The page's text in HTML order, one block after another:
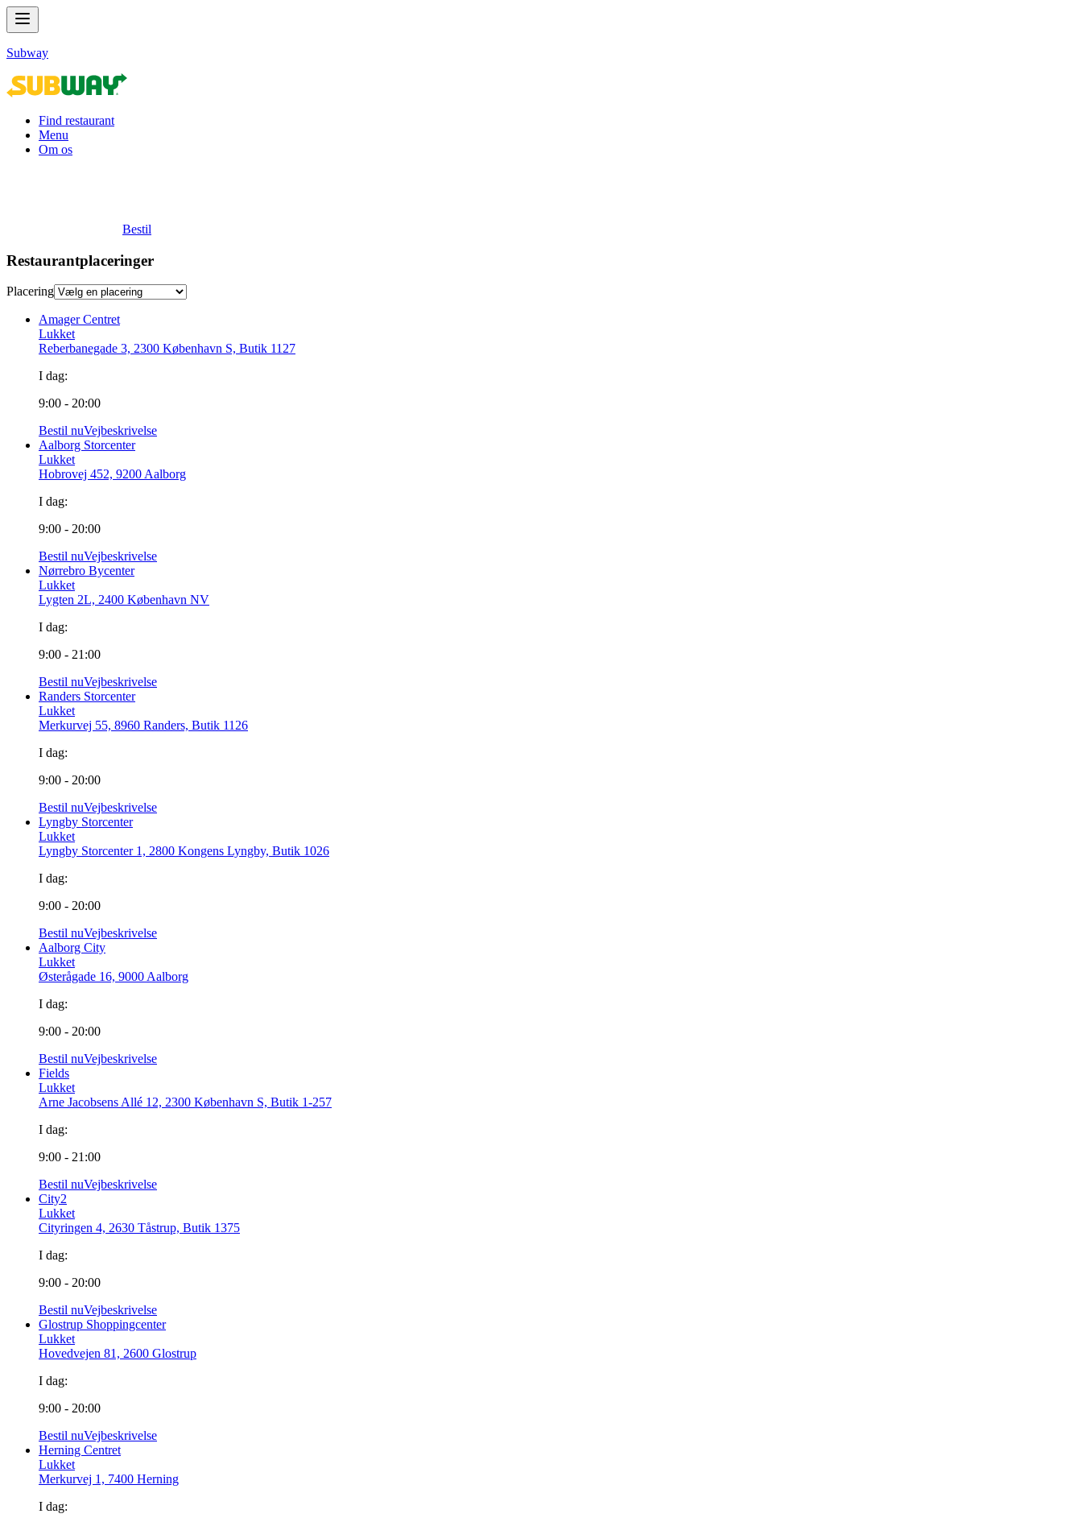
Subway
Find restaurant
Menu
Om os
Bestil
Restaurantplaceringer
Placering
Amager Centret
Lukket
Reberbanegade 3, 2300 København S, Butik 1127
I dag:
9:00 - 20:00
Bestil nuVejbeskrivelse
Aalborg Storcenter
Lukket
Hobrovej 452, 9200 Aalborg
I dag:
9:00 - 20:00
Bestil nuVejbeskrivelse
Nørrebro Bycenter
Lukket
Lygten 2L, 2400 København NV
I dag:
9:00 - 21:00
Bestil nuVejbeskrivelse
Randers Storcenter
Lukket
Merkurvej 55, 8960 Randers, Butik 1126
I dag:
9:00 - 20:00
Bestil nuVejbeskrivelse
Lyngby Storcenter
Lukket
Lyngby Storcenter 1, 2800 Kongens Lyngby, Butik 1026
I dag:
9:00 - 20:00
Bestil nuVejbeskrivelse
Aalborg City
Lukket
Østerågade 16, 9000 Aalborg
I dag:
9:00 - 20:00
Bestil nuVejbeskrivelse
Fields
Lukket
Arne Jacobsens Allé 12, 2300 København S, Butik 1-257
I dag:
9:00 - 21:00
Bestil nuVejbeskrivelse
City2
Lukket
Cityringen 4, 2630 Tåstrup, Butik 1375
I dag:
9:00 - 20:00
Bestil nuVejbeskrivelse
Glostrup Shoppingcenter
Lukket
Hovedvejen 81, 2600 Glostrup
I dag:
9:00 - 20:00
Bestil nuVejbeskrivelse
Herning Centret
Lukket
Merkurvej 1, 7400 Herning
I dag: